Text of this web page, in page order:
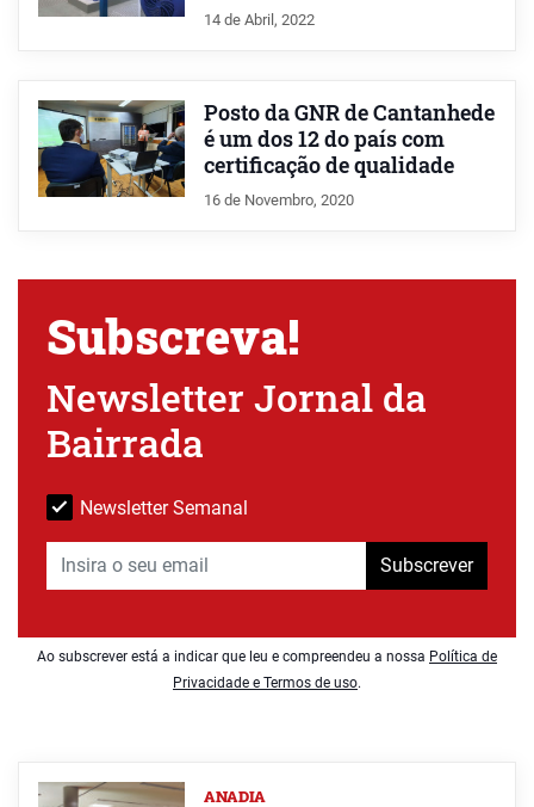
14 de Abril, 2022
Posto da GNR de Cantanhede
é um dos 12 do país com
certificação de qualidade
16 de Novembro, 2020
Subscreva!
Newsletter Jornal da
Bairrada
Newsletter Semanal
Subscrever
Ao subscrever está a indicar que leu e compreendeu a nossa Política de
Privacidade e Termos de uso.
ANADIA